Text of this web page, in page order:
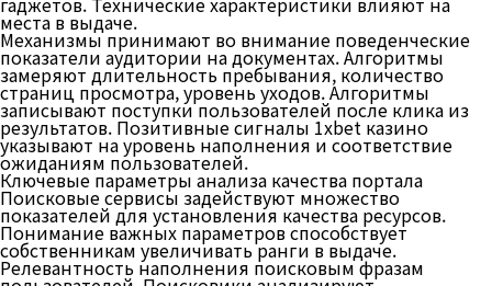
места в выдаче.
Механизмы принимают во внимание поведенческие
показатели аудитории на документах. Алгоритмы
замеряют длительность пребывания, количество
страниц просмотра, уровень уходов. Алгоритмы
записывают поступки пользователей после клика из
результатов. Позитивные сигналы 1xbet казино
указывают на уровень наполнения и соответствие
ожиданиям пользователей.
Ключевые параметры анализа качества портала
Поисковые сервисы задействуют множество
показателей для установления качества ресурсов.
Понимание важных параметров способствует
собственникам увеличивать ранги в выдаче.
Релевантность наполнения поисковым фразам